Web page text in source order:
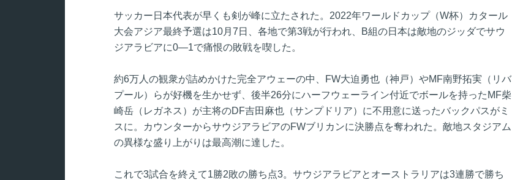
サッカー日本代表が早くも剣が峰に立たされた。2022年ワールドカップ（W杯）カタール
大会アジア最終予選は10月7日、各地で第3戦が行われ、B組の日本は敵地のジッダでサウ
ジアラビアに0―1で痛恨の敗戦を喫した。
約6万人の観衆が詰めかけた完全アウェーの中、FW大迫勇也（神戸）やMF南野拓実（リバ
プール）らが好機を生かせず、後半26分にハーフウェーライン付近でボールを持ったMF柴
崎岳（レガネス）が主将のDF吉田麻也（サンプドリア）に不用意に送ったバックパスがミ
スに。カウンターからサウジアラビアのFWブリカンに決勝点を奪われた。敵地スタジアム
の異様な盛り上がりは最高潮に達した。
これで3試合を終えて1勝2敗の勝ち点3。サウジアラビアとオーストラリアは3連勝で勝ち